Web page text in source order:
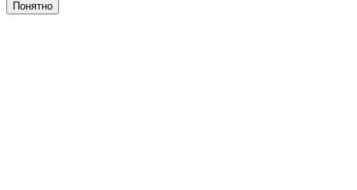
Понятно